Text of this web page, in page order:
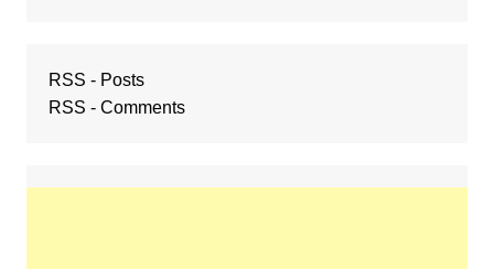
RSS - Posts
RSS - Comments